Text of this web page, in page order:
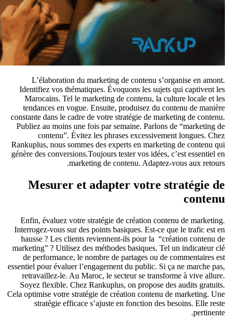
L’élaboration du marketing de contenu s’organise en amont.
Identifiez vos thématiques. Évoquons les sujets qui captivent les
Marocains. Tel le marketing de contenu, la culture locale et les
tendances en vogue. Ensuite, produisez du contenu de manière
constante dans le cadre de votre stratégie de marketing de contenu.
Publiez au moins une fois par semaine. Parlons de “marketing de
contenu”. Évitez les phrases excessivement longues. Chez
Rankuplus, nous sommes des experts en marketing de contenu qui
génère des conversions.Toujours tester vos idées, c’est essentiel en
marketing de contenu. Adaptez-vous aux retours.
Mesurer et adapter votre stratégie de
contenu
Enfin, évaluez votre stratégie de création contenu de marketing.
Interrogez-vous sur des points basiques. Est-ce que le trafic est en
hausse ? Les clients reviennent-ils pour la “création contenu de
marketing” ? Utilisez des méthodes basiques. Tel un indicateur clé
de performance, le nombre de partages ou de commentaires est
essentiel pour évaluer l’engagement du public. Si ça ne marche pas,
retravaillez-le. Au Maroc, le secteur se transforme à vive allure.
Soyez flexible. Chez Rankuplus, on propose des audits gratuits.
Cela optimise votre stratégie de création contenu de marketing. Une
stratégie efficace s’ajuste en fonction des besoins. Elle reste
pertinente.